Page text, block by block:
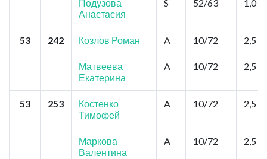
Подузова
Анастасия
S 52/63 1,0
53 242 Козлов Роман A 10/72 2,5
Матвеева
Екатерина
A 10/72 2,5
53 253
Костенко
Тимофей
A 10/72 2,5
Маркова
Валентина
A 10/72 2,5